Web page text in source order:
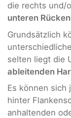
die rechts und/
unteren
Grundsätzlich
selten liegt die
ableitenden
Es können sich
hinter
anhaltenden